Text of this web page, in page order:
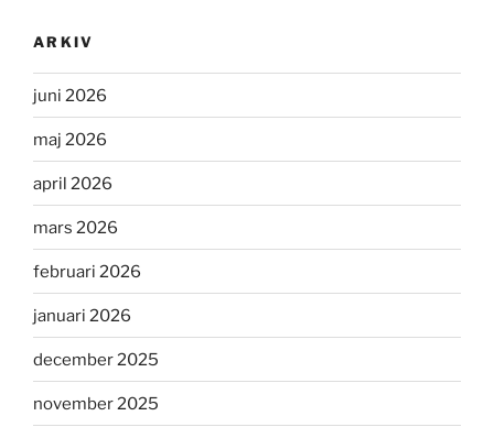
ARKIV
juni 2026
maj 2026
april 2026
mars 2026
februari 2026
januari 2026
december 2025
november 2025